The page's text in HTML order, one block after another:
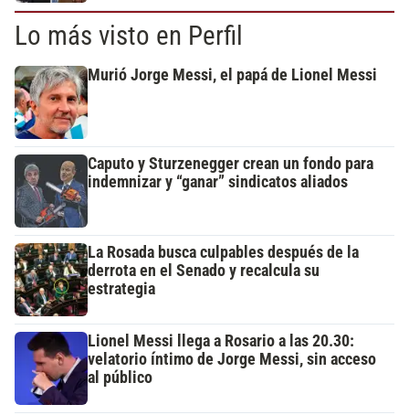
Lo más visto en Perfil
Murió Jorge Messi, el papá de Lionel Messi
Caputo y Sturzenegger crean un fondo para
indemnizar y “ganar” sindicatos aliados
La Rosada busca culpables después de la
derrota en el Senado y recalcula su
estrategia
Lionel Messi llega a Rosario a las 20.30:
velatorio íntimo de Jorge Messi, sin acceso
al público